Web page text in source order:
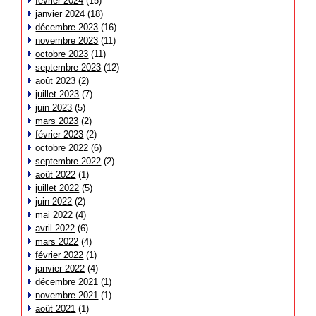
janvier 2024 (18)
décembre 2023 (16)
novembre 2023 (11)
octobre 2023 (11)
septembre 2023 (12)
août 2023 (2)
juillet 2023 (7)
juin 2023 (5)
mars 2023 (2)
février 2023 (2)
octobre 2022 (6)
septembre 2022 (2)
août 2022 (1)
juillet 2022 (5)
juin 2022 (2)
mai 2022 (4)
avril 2022 (6)
mars 2022 (4)
février 2022 (1)
janvier 2022 (4)
décembre 2021 (1)
novembre 2021 (1)
août 2021 (1)